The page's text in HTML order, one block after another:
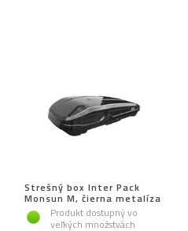
Strešný box Inter Pack
Monsun M, čierna metalíza
Produkt dostupný vo
veľkých množstvách